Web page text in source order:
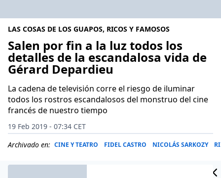
LAS COSAS DE LOS GUAPOS, RICOS Y FAMOSOS
Salen por fin a la luz todos los
detalles de la escandalosa vida de
Gérard Depardieu
La cadena de televisión corre el riesgo de iluminar
todos los rostros escandalosos del monstruo del cine
francés de nuestro tiempo
19 Feb 2019 - 07:34 CET
Archivado en: CINE Y TEATRO FIDEL CASTRO NICOLÁS SARKOZY